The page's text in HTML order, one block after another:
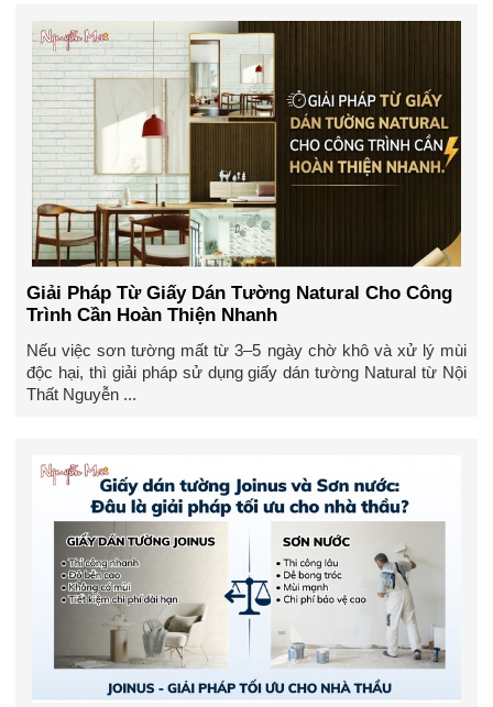
Giải Pháp Từ Giấy Dán Tường Natural Cho Công
Trình Cần Hoàn Thiện Nhanh
Nếu việc sơn tường mất từ 3–5 ngày chờ khô và xử lý mùi
độc hại, thì giải pháp sử dụng giấy dán tường Natural từ Nội
Thất Nguyễn ...